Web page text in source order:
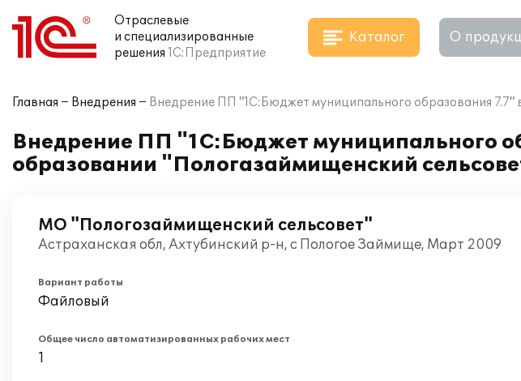
Отраслевые
и специализированные
решения 1С:Предприятие
Каталог О
Главная Внедрения Внедрение ПП "1С:Бюджет муниципального образования
Внедрение ПП "1С:Бюджет муниципального
образовании "Пологазаймищенский
МО "Пологозаймищенский сельсовет"
Астраханская обл, Ахтубинский р-н, с Пологое Займище, Март 2009
Вариант работы
Файловый
Общее число автоматизированных рабочих мест
1